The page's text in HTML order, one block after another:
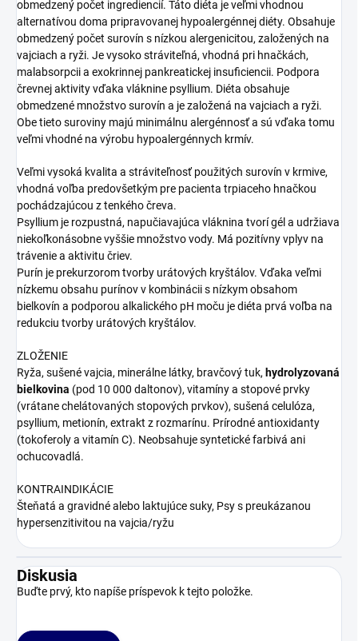
obmedzený počet ingrediencií. Táto diéta je veľmi vhodnou
alternatívou doma pripravovanej hypoalergénnej diéty. Obsahuje
obmedzený počet surovín s nízkou alergenicitou, založených na
vajciach a ryži. Je vysoko stráviteľná, vhodná pri hnačkách,
malabsorpcii a exokrinnej pankreatickej insuficiencii. Podpora
črevnej aktivity vďaka vláknine psyllium. Diéta obsahuje
obmedzené množstvo surovín a je založená na vajciach a ryži.
Obe tieto suroviny majú minimálnu alergénnosť a sú vďaka tomu
veľmi vhodné na výrobu hypoalergénnych krmív.
Veľmi vysoká kvalita a stráviteľnosť použitých surovín v krmive,
vhodná voľba predovšetkým pre pacienta trpiaceho hnačkou
pochádzajúcou z tenkého čreva.
Psyllium je rozpustná, napučiavajúca vláknina tvorí gél a udržiava
niekoľkonásobne vyššie množstvo vody. Má pozitívny vplyv na
trávenie a aktivitu čriev.
Purín je prekurzorom tvorby urátových kryštálov. Vďaka veľmi
nízkemu obsahu purínov v kombinácii s nízkym obsahom
bielkovín a podporou alkalického pH moču je diéta prvá voľba na
redukciu tvorby urátových kryštálov.
ZLOŽENIE
Ryža, sušené vajcia, minerálne látky, bravčový tuk, hydrolyzovaná
bielkovina (pod 10 000 daltonov), vitamíny a stopové prvky
(vrátane chelátovaných stopových prvkov), sušená celulóza,
psyllium, metionín, extrakt z rozmarínu. Prírodné antioxidanty
(tokoferoly a vitamín C). Neobsahuje syntetické farbivá ani
ochucovadlá.
KONTRAINDIKÁCIE
Šteňatá a gravidné alebo laktujúce suky, Psy s preukázanou
hypersenzitivitou na vajcia/ryžu
Diskusia
Buďte prvý, kto napíše príspevok k tejto položke.